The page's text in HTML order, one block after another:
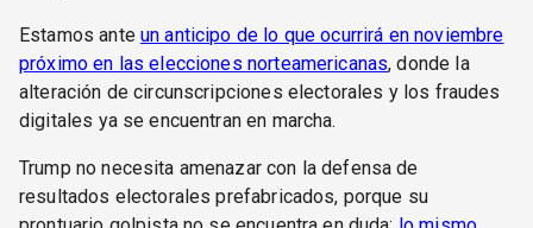
Estamos ante un anticipo de lo que ocurrirá en noviembre
próximo en las elecciones norteamericanas, donde la
alteración de circunscripciones electorales y los fraudes
digitales ya se encuentran en marcha.
Trump no necesita amenazar con la defensa de
resultados electorales prefabricados, porque su